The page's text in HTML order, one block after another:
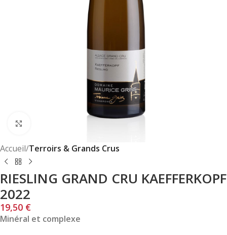
Accueil Terroirs & Grands Crus
RIESLING GRAND CRU KAEFFERKOPF
2022
19,50 €
Minéral et complexe